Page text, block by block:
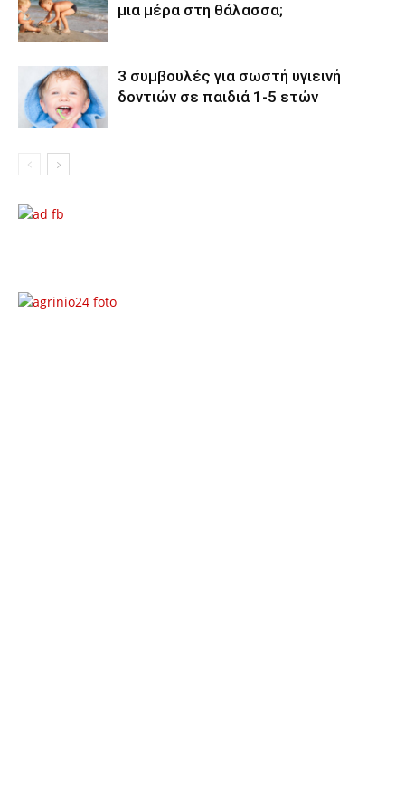
μια μέρα στη θάλασσα;
3 συμβουλές για σωστή υγιεινή
δοντιών σε παιδιά 1-5 ετών